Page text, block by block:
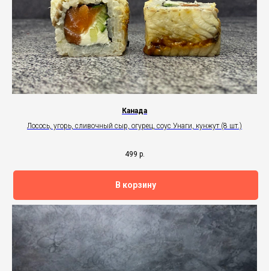
Канада
Лосось, угорь, сливочный сыр, огурец, соус Унаги, кунжут (8 шт.)
499 р.
В корзину